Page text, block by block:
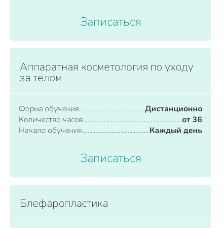
Записаться
Аппаратная косметология по уходу
за телом
Форма обучения
Дистанционно
Количество часов
от 36
Начало обучения
Каждый день
Записаться
Блефаропластика